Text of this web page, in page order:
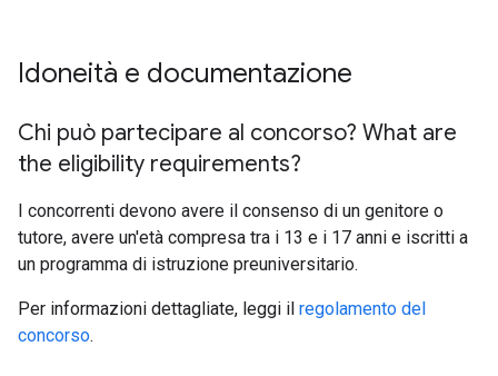
Idoneità e documentazione
Chi può partecipare al concorso? What are
the eligibility requirements?
I concorrenti devono avere il consenso di un genitore o
tutore, avere un'età compresa tra i 13 e i 17 anni e iscritti a
un programma di istruzione preuniversitario.
Per informazioni dettagliate, leggi il regolamento del
concorso.